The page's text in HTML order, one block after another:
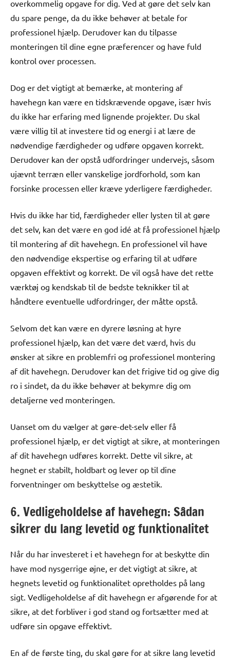
overkommelig opgave for dig. Ved at gøre det selv kan
du spare penge, da du ikke behøver at betale for
professionel hjælp. Derudover kan du tilpasse
monteringen til dine egne præferencer og have fuld
kontrol over processen.
Dog er det vigtigt at bemærke, at montering af
havehegn kan være en tidskrævende opgave, især hvis
du ikke har erfaring med lignende projekter. Du skal
være villig til at investere tid og energi i at lære de
nødvendige færdigheder og udføre opgaven korrekt.
Derudover kan der opstå udfordringer undervejs, såsom
ujævnt terræn eller vanskelige jordforhold, som kan
forsinke processen eller kræve yderligere færdigheder.
Hvis du ikke har tid, færdigheder eller lysten til at gøre
det selv, kan det være en god idé at få professionel hjælp
til montering af dit havehegn. En professionel vil have
den nødvendige ekspertise og erfaring til at udføre
opgaven effektivt og korrekt. De vil også have det rette
værktøj og kendskab til de bedste teknikker til at
håndtere eventuelle udfordringer, der måtte opstå.
Selvom det kan være en dyrere løsning at hyre
professionel hjælp, kan det være det værd, hvis du
ønsker at sikre en problemfri og professionel montering
af dit havehegn. Derudover kan det frigive tid og give dig
ro i sindet, da du ikke behøver at bekymre dig om
detaljerne ved monteringen.
Uanset om du vælger at gøre-det-selv eller få
professionel hjælp, er det vigtigt at sikre, at monteringen
af dit havehegn udføres korrekt. Dette vil sikre, at
hegnet er stabilt, holdbart og lever op til dine
forventninger om beskyttelse og æstetik.
6. Vedligeholdelse af havehegn: Sådan
sikrer du lang levetid og funktionalitet
Når du har investeret i et havehegn for at beskytte din
have mod nysgerrige øjne, er det vigtigt at sikre, at
hegnets levetid og funktionalitet opretholdes på lang
sigt. Vedligeholdelse af dit havehegn er afgørende for at
sikre, at det forbliver i god stand og fortsætter med at
udføre sin opgave effektivt.
En af de første ting, du skal gøre for at sikre lang levetid